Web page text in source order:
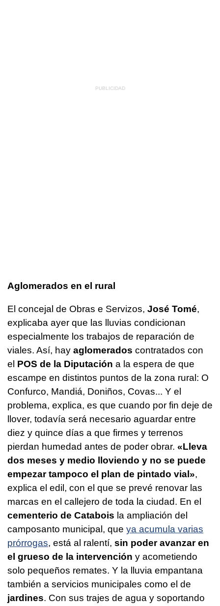
Aglomerados en el rural
El concejal de Obras e Servizos, José Tomé,
explicaba ayer que las lluvias condicionan
especialmente los trabajos de reparación de
viales. Así, hay aglomerados contratados con
el POS de la Diputación a la espera de que
escampe en distintos puntos de la zona rural: O
Confurco, Mandiá, Doniños, Covas... Y el
problema, explica, es que cuando por fin deje de
llover, todavía será necesario aguardar entre
diez y quince días a que firmes y terrenos
pierdan humedad antes de poder obrar. «Lleva
dos meses y medio lloviendo y no se puede
empezar tampoco el plan de pintado vial»,
explica el edil, con el que se prevé renovar las
marcas en el callejero de toda la ciudad. En el
cementerio de Catabois la ampliación del
camposanto municipal, que ya acumula varias
prórrogas, está al ralentí, sin poder avanzar en
el grueso de la intervención y acometiendo
solo pequeños remates. Y la lluvia empantana
también a servicios municipales como el de
jardines. Con sus trajes de agua y soportando